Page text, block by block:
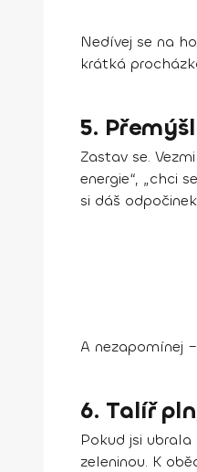
Nedívej se na
krátká
5.
Zastav se. Vezmi
energie“, „chci
si dáš
A nezapomínej
6. Talíř
Pokud jsi
zeleninou. K